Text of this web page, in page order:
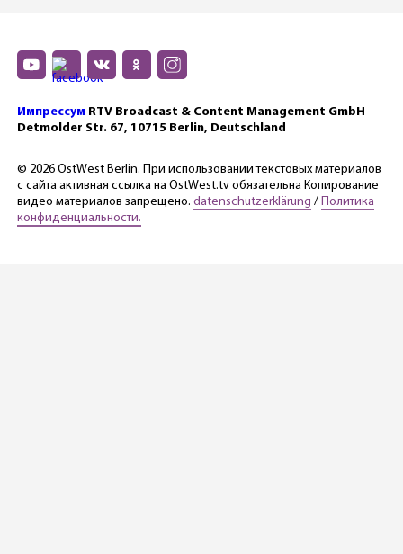
Импрессум RTV Broadcast & Content Management GmbH
Detmolder Str. 67, 10715 Berlin, Deutschland
© 2026 OstWest Berlin. При использовании текстовых материалов
с сайта активная ссылка на OstWest.tv обязательна Копирование
видео материалов запрещено. datenschutzerklärung / Политика
конфиденциальности.